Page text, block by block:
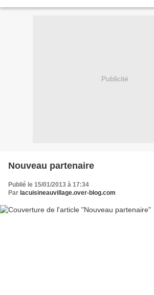
Publicité
Nouveau partenaire
Publié le 15/01/2013 à 17:34
Par lacuisineauvillage.over-blog.com